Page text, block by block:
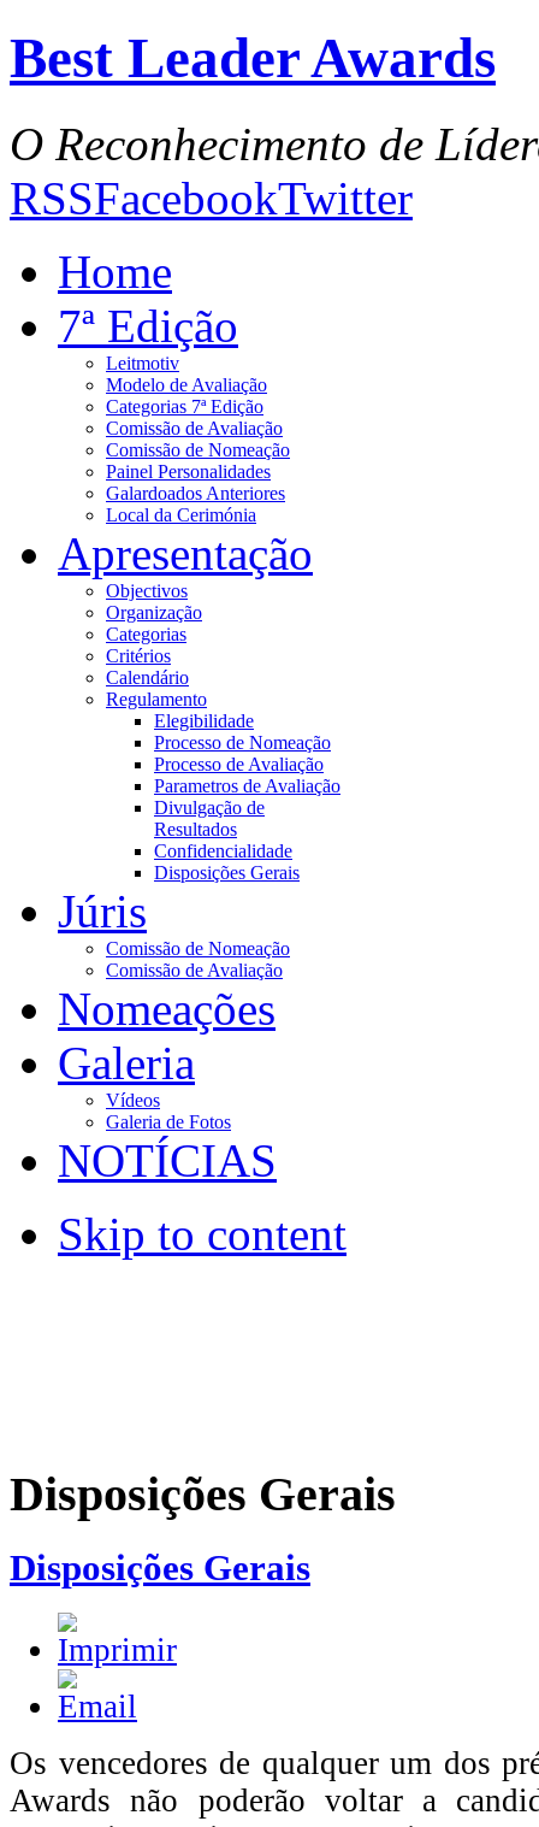
Best Leader Awards
O Reconhecimento de
RSSFacebookTwitter
Home
7ª Edição
Leitmotiv
Modelo de Avaliação
Categorias 7ª Edição
Comissão de Avaliação
Comissão de Nomeação
Painel Personalidades
Galardoados Anteriores
Local da Cerimónia
Apresentação
Objectivos
Organização
Categorias
Critérios
Calendário
Regulamento
Elegibilidade
Processo de Nomeação
Processo de Avaliação
Parametros de Avaliação
Divulgação de
Resultados
Confidencialidade
Disposições Gerais
Júris
Comissão de Nomeação
Comissão de Avaliação
Nomeações
Galeria
Vídeos
Galeria de Fotos
NOTÍCIAS
Skip to content
Disposições Gerais
Disposições Gerais
Os vencedores de qualquer um dos
Awards não poderão voltar a